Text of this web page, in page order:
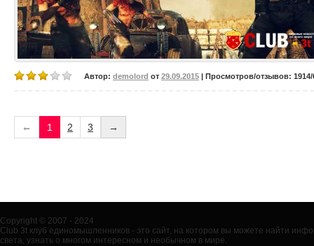
Автор: demolord от 29.09.2015 | Просмотров/отзывов: 1914/
← 1 2 3 →
Copyright © 2007 - 2024
Club 3t клуб единомышленников - это сайт, на котором вы можете найти
света, узнать о многом интересном и необычном в мире.